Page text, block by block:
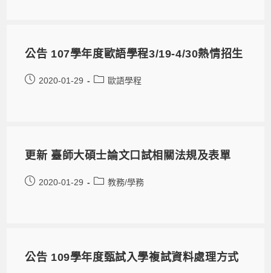
公告 107學年度歐語學程3/19-4/30熱情招生
2020-01-29 歐語學程
更新 臺師大碩士論文口試相關法規及表單
2020-01-29 教務/學務
公告 109學年度甄試入學複試資料處理方式